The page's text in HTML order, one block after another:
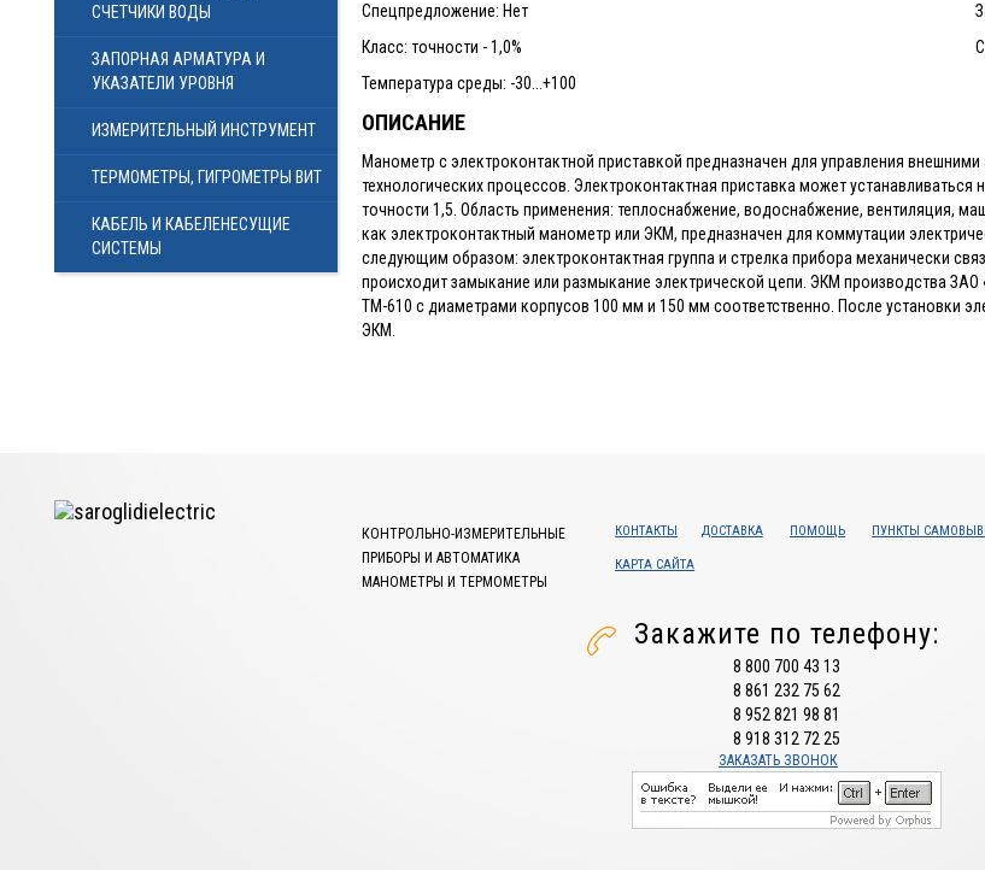
СЧЕТЧИКИ ВОДЫ
ЗАПОРНАЯ АРМАТУРА И
УКАЗАТЕЛИ УРОВНЯ
ИЗМЕРИТЕЛЬНЫЙ ИНСТРУМЕНТ
ТЕРМОМЕТРЫ, ГИГРОМЕТРЫ ВИТ
КАБЕЛЬ И КАБЕЛЕНЕСУЩИЕ
СИСТЕМЫ
Спецпредложение: Нет
Класс: точности - 1,0%
Температура среды: -30...+100
ОПИСАНИЕ
Манометр с электроконтактной приставкой предназначен для управления
технологических процессов. Электроконтактная приставка может
точности 1,5. Область применения: теплоснабжение, водоснабжение, вентиляция,
как электроконтактный манометр или ЭКМ, предназначен для коммутации
следующим образом: электроконтактная группа и стрелка прибора механически
происходит замыкание или размыкание электрической цепи. ЭКМ производства
ТМ-610 с диаметрами корпусов 100 мм и 150 мм соответственно. После установки
ЭКМ.
КОНТРОЛЬНО-ИЗМЕРИТЕЛЬНЫЕ
ПРИБОРЫ И АВТОМАТИКА
МАНОМЕТРЫ И ТЕРМОМЕТРЫ
КОНТАКТЫ ДОСТАВКА ПОМОЩЬ ПУНКТЫ
КАРТА САЙТА
Закажите по телефону:
8 800 700 43 13
8 861 232 75 62
8 952 821 98 81
8 918 312 72 25
ЗАКАЗАТЬ ЗВОНОК